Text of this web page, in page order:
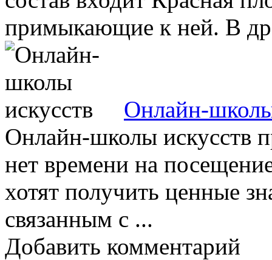
примыкающие к ней. В
Онлайн-
Онлайн-школы искусств
нет времени на
хотят получить ценные
связанным с ...
Добавить комментарий